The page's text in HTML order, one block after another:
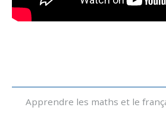
Navigation
Apprendre les maths et le